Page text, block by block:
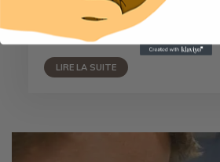
LIRE LA SUITE